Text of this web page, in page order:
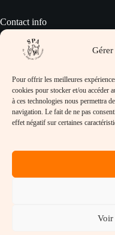
Pour offrir les meilleures
cookies pour stocker et/ou accéder
à ces technologies nous permettra
navigation. Le fait de ne pas
effet négatif sur certaines
Voir
Contact info
Adresse :
SPA de la
Lafoy, 71710
Téléphone :
Horaires
Lundi, Mardi,
https://